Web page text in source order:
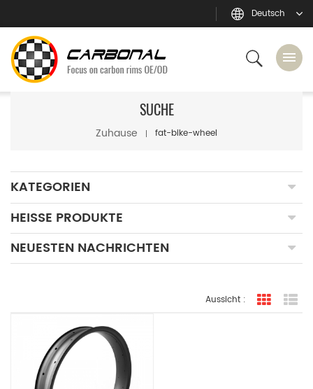
Deutsch
SUCHE
Zuhause fat-bike-wheel
KATEGORIEN
HEISSE PRODUKTE
NEUESTEN NACHRICHTEN
Aussicht :